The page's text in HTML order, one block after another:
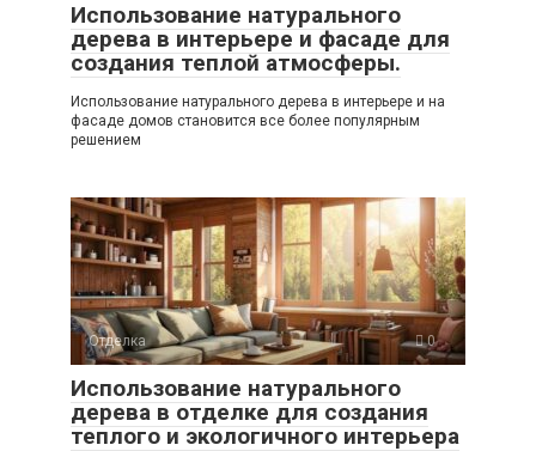
Использование натурального
дерева в интерьере и фасаде для
создания теплой атмосферы.
Использование натурального дерева в интерьере и на
фасаде домов становится все более популярным
решением
Отделка 0
Использование натурального
дерева в отделке для создания
теплого и экологичного интерьера